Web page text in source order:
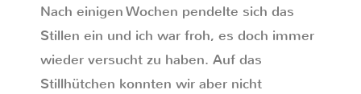
Nach einigen Wochen pendelte sich das
Stillen ein und ich war froh, es doch immer
wieder versucht zu haben. Auf das
Stillhütchen konnten wir aber nicht